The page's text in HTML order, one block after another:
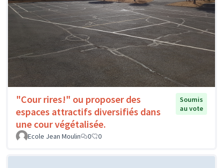
"Cour rires!" ou proposer des
espaces attractifs diversifiés dans
une cour végétalisée.
Soumis
au vote
Ecole Jean Moulin 0 0